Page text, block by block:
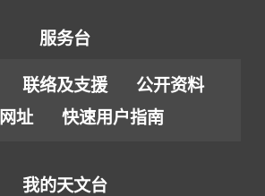
服务台
联络及支援
公开资料
址
快速用户指南
我的天文台